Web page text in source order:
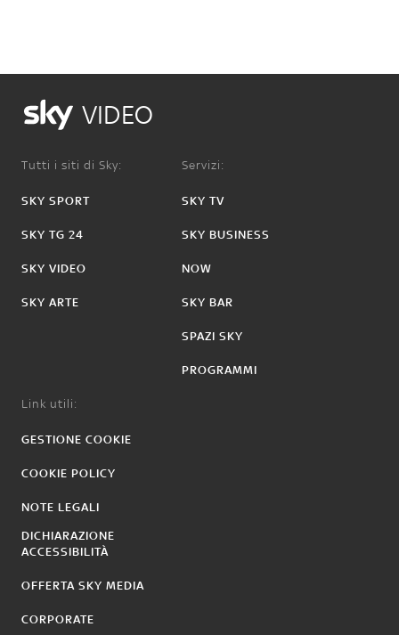
VIDEO
Tutti i siti di Sky:
SKY SPORT
SKY TG 24
SKY VIDEO
SKY ARTE
Servizi:
SKY TV
SKY BUSINESS
NOW
SKY BAR
SPAZI SKY
PROGRAMMI
Link utili:
GESTIONE COOKIE
COOKIE POLICY
NOTE LEGALI
DICHIARAZIONE
ACCESSIBILITÀ
OFFERTA SKY MEDIA
CORPORATE